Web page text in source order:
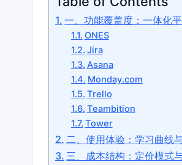
一、功能覆盖度：一体化
ONES
Jira
Asana
Monday.com
Trello
Teambition
Tower
二、使用体验：学习曲线
三、成本结构：定价模式